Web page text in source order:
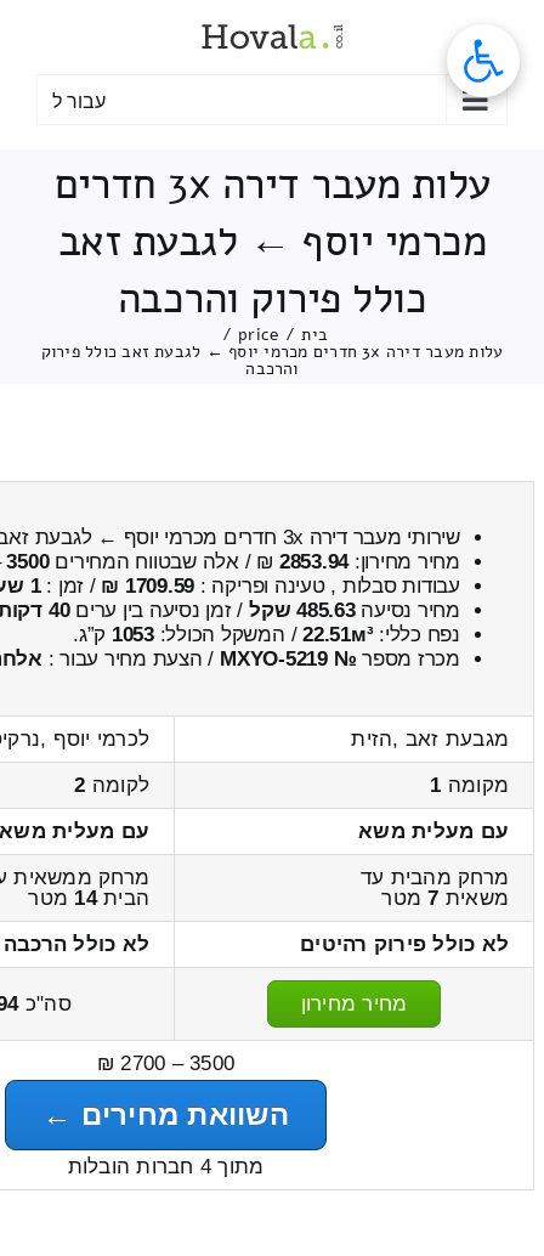
עבור ל
עלות מעבר דירה 3x חדרים
מכרמי יוסף ← לגבעת זאב
כולל פירוק והרכבה
בית /
price
/
עלות מעבר דירה 3x חדרים מכרמי יוסף ← לגבעת זאב כולל פירוק
והרכבה
שירותי מעבר דירה 3x חדרים מכרמי יוסף ← לגבעת זאב
מחיר מחירון:2853.94 ₪ / אלה שבטווח המחירים3500
עבודות סבלות , טעינה ופריקה : 1709.59 ₪ / זמן :1 שעות 16 דקות
מחיר נסיעה485.63 שקל / זמן נסיעה בין ערים40 דקות
נפח כללי:22.51м³/ המשקל הכולל:1053 ק”ג.
מכרז מספר № MXYO-5219 / הצעת מחיר עבור :
מגבעת זאב ,הזית
לכרמי יוסף
מקומה 1 לקומה 2
עם מעלית משא
עם מעלית משא
מרחק מהבית עד
משאית 7מטר
מרחק ממשאית
הבית14 מטר
לא כולל פירוק רהיטים
לא כולל הרכבה
מחיר מחירון סה"כ
3500 – 2700 ₪
השוואת מחירים ←
מתוך 4 חברות הובלות